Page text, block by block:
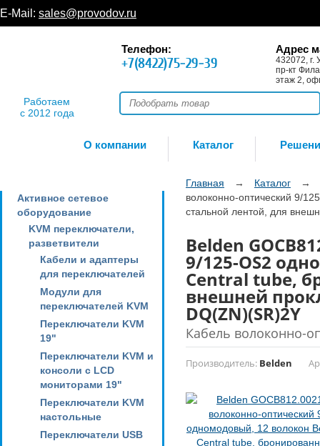
E-Mail: sales@provodov.ru
Работаем
с 2012 года
Телефон:
+7(8422)75-29-39
Адрес
432072, г.
пр-кт
этаж 2,
О компании Каталог
Активное сетевое
оборудование
KVM переключатели,
разветвители
Кабели и адаптеры
для переключателей
Модули для
переключателей KVM
Переключатели KVM
19"
Переключатели KVM и
консоли с LCD
мониторами 19"
Переключатели KVM
настольные
Переключатели USB
Главная → Каталог
→
волоконно-оптический 9/
стальной лентой, для
Belden
9/125-OS2
Central tube,
внешней
DQ(ZN)(SR)2Y
Кабель волоконно-
Производитель: Belden